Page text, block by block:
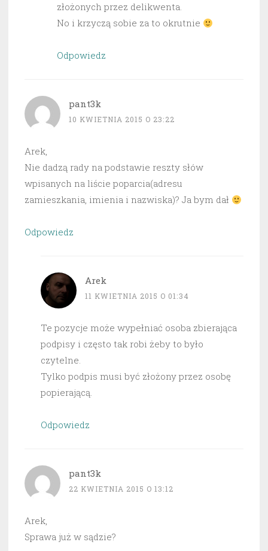
złożonych przez delikwenta.
No i krzyczą sobie za to okrutnie
Odpowiedz
pant3k
10 KWIETNIA 2015 O 23:22
Arek,
Nie dadzą rady na podstawie reszty słów
wpisanych na liście poparcia(adresu
zamieszkania, imienia i nazwiska)? Ja bym dał
Odpowiedz
Arek
11 KWIETNIA 2015 O 01:34
Te pozycje może wypełniać osoba zbierająca
podpisy i często tak robi żeby to było
czytelne.
Tylko podpis musi być złożony przez osobę
popierającą.
Odpowiedz
pant3k
22 KWIETNIA 2015 O 13:12
Arek,
Sprawa już w sądzie?